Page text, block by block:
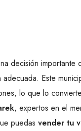
decisión
Este
lo que lo
, expertos en el
puedas vender tu